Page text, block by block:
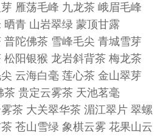
雁荡毛峰 九龙茶 峨眉毛峰
青 山岩翠绿 蒙顶甘露
陀佛茶 雪峰毛尖 青城雪芽
阳银猴 龙岩斜背茶 梅龙茶
云海白毫 莲心茶 金山翠芽
贵定云雾茶 天池茗毫
大关翠华茶 湄江翠片 翠螺
苍山雪绿 象棋云雾 花果山云